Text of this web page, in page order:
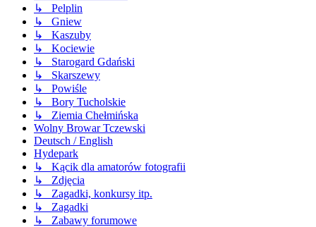
↳ Pelplin
↳ Gniew
↳ Kaszuby
↳ Kociewie
↳ Starogard Gdański
↳ Skarszewy
↳ Powiśle
↳ Bory Tucholskie
↳ Ziemia Chełmińska
Wolny Browar Tczewski
Deutsch / English
Hydepark
↳ Kącik dla amatorów fotografii
↳ Zdjęcia
↳ Zagadki, konkursy itp.
↳ Zagadki
↳ Zabawy forumowe